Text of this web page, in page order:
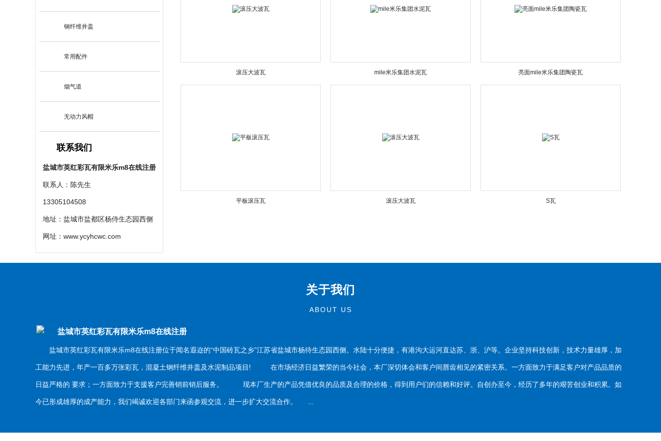
钢纤维井盖
常用配件
烟气道
无动力风帽
联系我们
盐城市英红彩瓦有限米乐m8在线注册
联系人：陈先生
13305104508
地址：盐城市盐都区杨侍生态园西侧
网址： www.ycyhcwc.com
滚压大波瓦 mile米乐集团水泥瓦 亮面mile米乐集团陶瓷瓦
平板滚压瓦 滚压大波瓦 S瓦
关于我们
ABOUT US
盐城市英红彩瓦有限米乐m8在线注册
盐城市英红彩瓦有限米乐m8在线注册位于闻名遐迩的“中国砖瓦之乡”江苏省盐城市杨待生态园西侧。水陆十分便捷，有港沟大运河直达苏、浙、沪等。企业坚持科技创新，技术力量雄厚，加
工能力先进，年产一百多万张彩瓦，混凝土钢纤维井盖及水泥制品项目! 在市场经济日益繁荣的当今社会，本厂深切体会和客户间唇齿相见的紧密关系。一方面致力于满足客户对产品品质的
日益严格的 要求；一方面致力于支援客户完善销前销后服务。 现本厂生产的产品凭借优良的品质及合理的价格，得到用户们的信赖和好评。自创办至今，经历了多年的艰苦创业和积累。如
今已形成雄厚的成产能力，我们竭诚欢迎各部门来函参观交流，进一步扩大交流合作。 ...